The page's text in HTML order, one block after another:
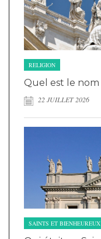
RELIGION
Quel est le nom
22 JUILLET 2026
SAINTS ET BIENHEUREUX